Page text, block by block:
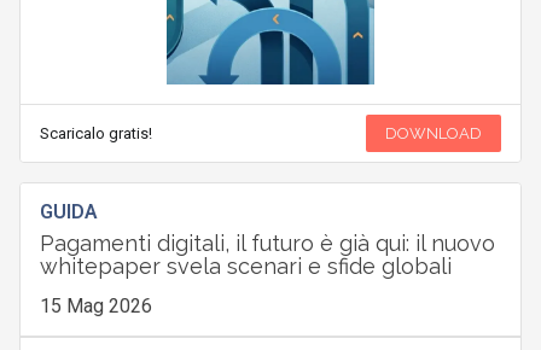
Scaricalo gratis! DOWNLOAD
GUIDA
Pagamenti digitali, il futuro è già qui: il nuovo
whitepaper svela scenari e sfide globali
15 Mag 2026